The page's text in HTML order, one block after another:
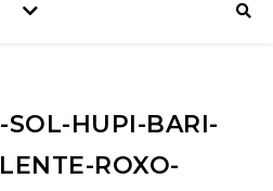
SOL-HUPI-BARI-
ROXO-